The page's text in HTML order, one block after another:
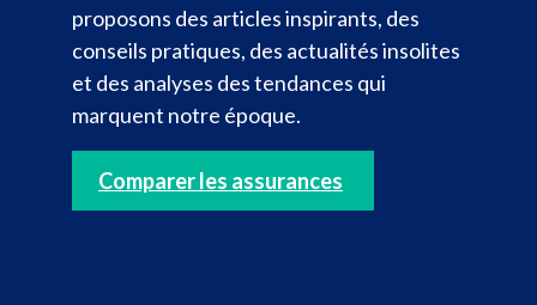
proposons des articles inspirants, des
conseils pratiques, des actualités insolites
et des analyses des tendances qui
marquent notre époque.
Comparer les assurances